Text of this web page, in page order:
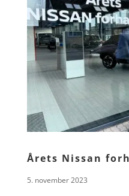
Årets Nissan
5. november 2023